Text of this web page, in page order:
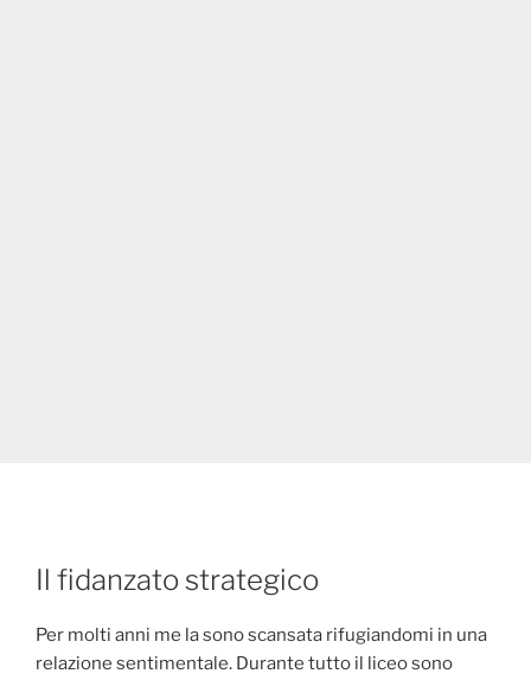
Il fidanzato strategico
Per molti anni me la sono scansata rifugiandomi in una
relazione sentimentale. Durante tutto il liceo sono